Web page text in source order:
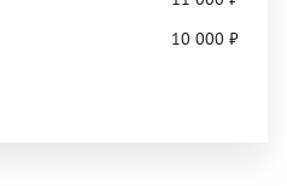
10 000 ₽